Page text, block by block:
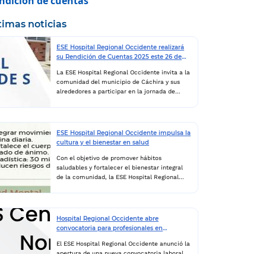
noticias
ESE Hospital Regional Occidente realizará
su Rendición de Cuentas 2025 este 26 de
La ESE Hospital Regional Occidente invita a la
comunidad del municipio de Cáchira y sus
alrededores a participar en la jornada de
se llevará a cabo el próximo 26 de junio en la
Sala de Consulta Externa de la IPS Miguel
donde se presentarán los principales avances,
logros y resultados de la gestión institucional
desarrollada durante el último año. Durante la
ESE Hospital Regional Occidente impulsa la
cultura y el bienestar en salud
Con el objetivo de promover hábitos
saludables y fortalecer el bienestar integral
de la comunidad, la ESE Hospital Regional
sanos y conscientes. La iniciativa destaca la
importancia de la alimentación consciente,
frescos y naturales, así como la reducción de
Hospital Regional Occidente abre
convocatoria para profesionales en
El ESE Hospital Regional Occidente anunció la